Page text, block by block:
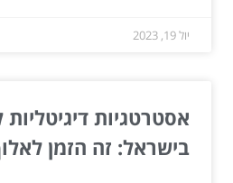
יול 19, 2023
אסטרטגיות
בישראל: זה הזמן